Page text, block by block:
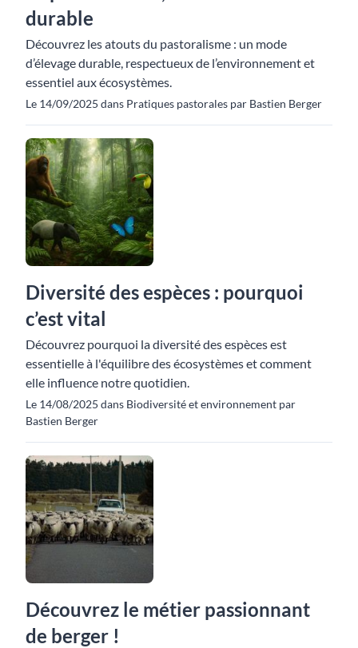
durable
Découvrez les atouts du pastoralisme : un mode
d’élevage durable, respectueux de l’environnement et
essentiel aux écosystèmes.
Le 14/09/2025 dans Pratiques pastorales par Bastien Berger
Diversité des espèces : pourquoi
c’est vital
Découvrez pourquoi la diversité des espèces est
essentielle à l'équilibre des écosystèmes et comment
elle influence notre quotidien.
Le 14/08/2025 dans Biodiversité et environnement par
Bastien Berger
Découvrez le métier passionnant
de berger !